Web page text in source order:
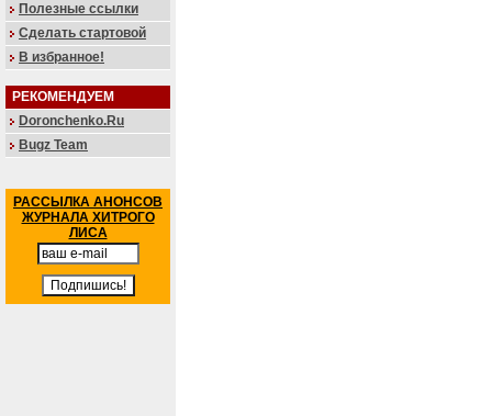
Полезные ссылки
Сделать стартовой
В избранное!
РЕКОМЕНДУЕМ
Doronchenko.Ru
Bugz Team
РАССЫЛКА АНОНСОВ
ЖУРНАЛА ХИТРОГО
ЛИСА